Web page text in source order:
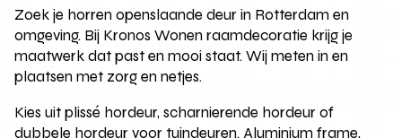
Zoek je horren openslaande deur in Rotterdam en
omgeving. Bij Kronos Wonen raamdecoratie krijg je
maatwerk dat past en mooi staat. Wij meten in en
plaatsen met zorg en netjes.
Kies uit plissé hordeur, scharnierende hordeur of
dubbele hordeur voor tuindeuren. Aluminium frame,